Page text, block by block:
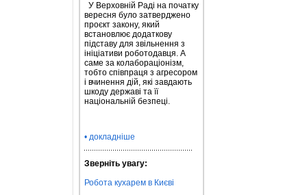
У Верховній Раді на початку
вересня було затверджено
проєкт закону, який
встановлює додаткову
підставу для звільнення з
ініціативи роботодавця. А
саме за колабораціонізм,
тобто співпраця з агресором
і вчинення дій, які завдають
шкоду державі та її
національній безпеці.
• докладніше
Зверніть увагу:
Робота кухарем в Києві